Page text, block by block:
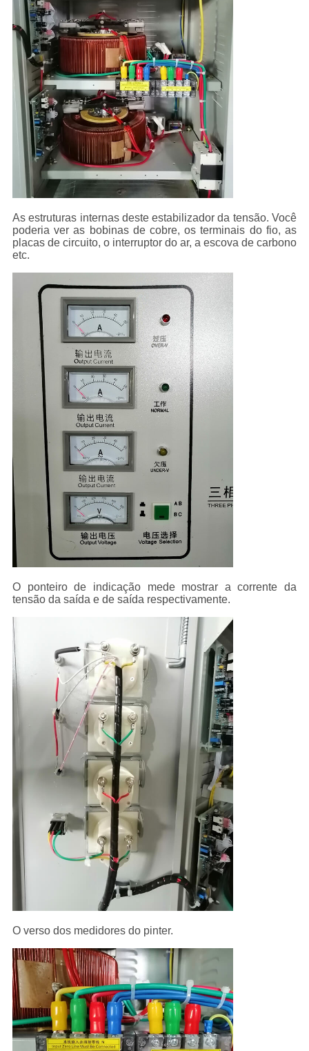
As estruturas internas deste estabilizador da tensão. Você
poderia ver as bobinas de cobre, os terminais do fio, as
placas de circuito, o interruptor do ar, a escova de carbono
etc.
O ponteiro de indicação mede mostrar a corrente da
tensão da saída e de saída respectivamente.
O verso dos medidores do pinter.